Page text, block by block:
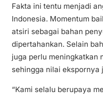
Fakta ini tentu menjadi
Indonesia. Momentum
atsiri sebagai bahan
dipertahankan. Selain
juga perlu meningkatkan
sehingga nilai ekspornya
“Kami selalu berupaya